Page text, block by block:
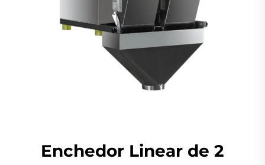
Enchedor Linear de 2